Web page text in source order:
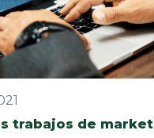
trabajos de